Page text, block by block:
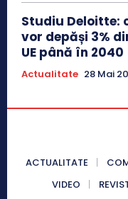
Studiu Deloitte:
vor depăși 3%
UE până în 2040
Actualitate 28 Mai
ACTUALITATE
VIDEO